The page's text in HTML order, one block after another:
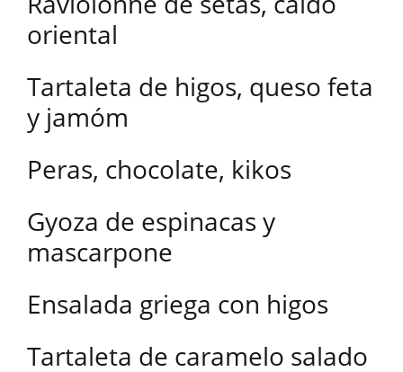
oriental
Tartaleta de higos, queso feta
y jamóm
Peras, chocolate, kikos
Gyoza de espinacas y
mascarpone
Ensalada griega con higos
Tartaleta de caramelo salado